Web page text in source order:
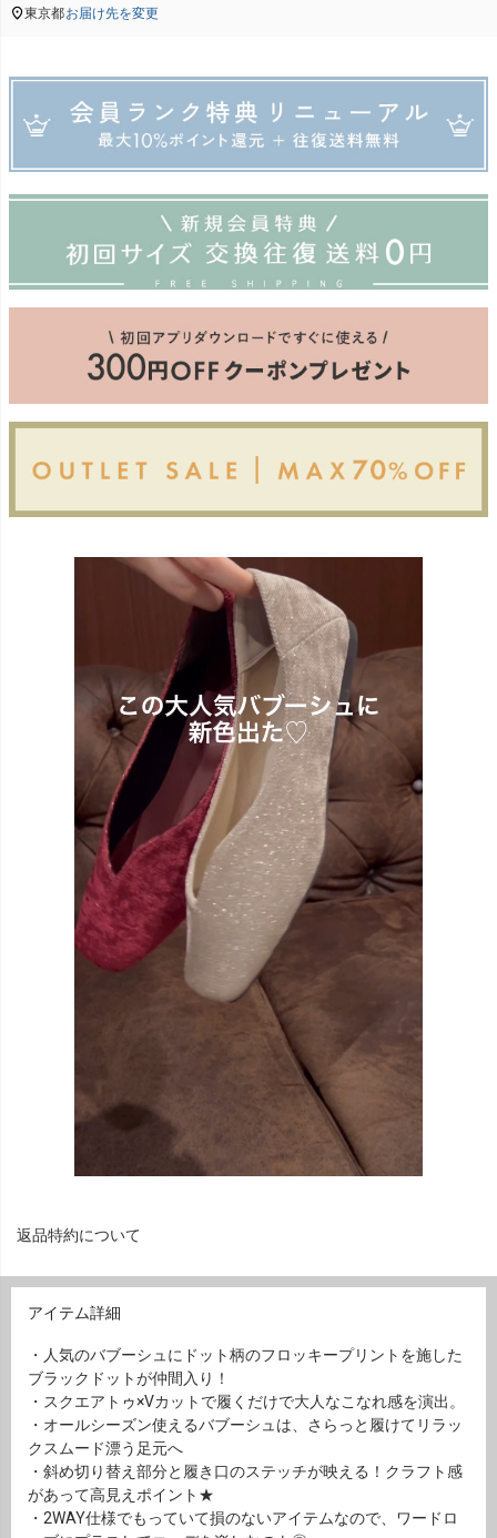
東京都お届け先を変更
返品特約について
アイテム詳細
・人気のバブーシュにドット柄のフロッキープリントを施した
ブラックドットが仲間入り！
・スクエアトゥ×Vカットで履くだけで大人なこなれ感を演出。
・オールシーズン使えるバブーシュは、さらっと履けてリラッ
クスムード漂う足元へ
・斜め切り替え部分と履き口のステッチが映える！クラフト感
があって高見えポイント★
・2WAY仕様でもっていて損のないアイテムなので、ワードロ